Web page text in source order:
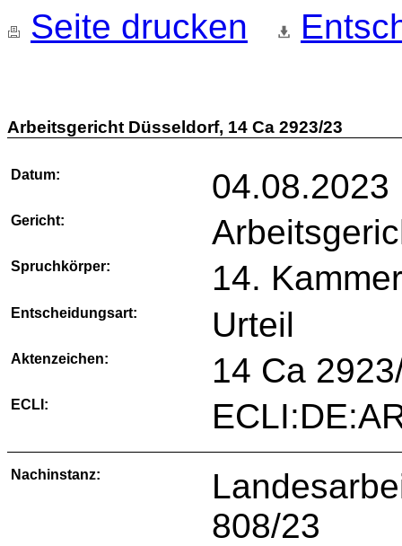
Seite drucken
Arbeitsgericht Düsseldorf, 14 Ca 2923/23
Datum: 04.08.2023
Gericht:
Spruchkörper: 14.
Entscheidungsart: Urteil
Aktenzeichen: 14 Ca
ECLI:
Nachinstanz:
808/23